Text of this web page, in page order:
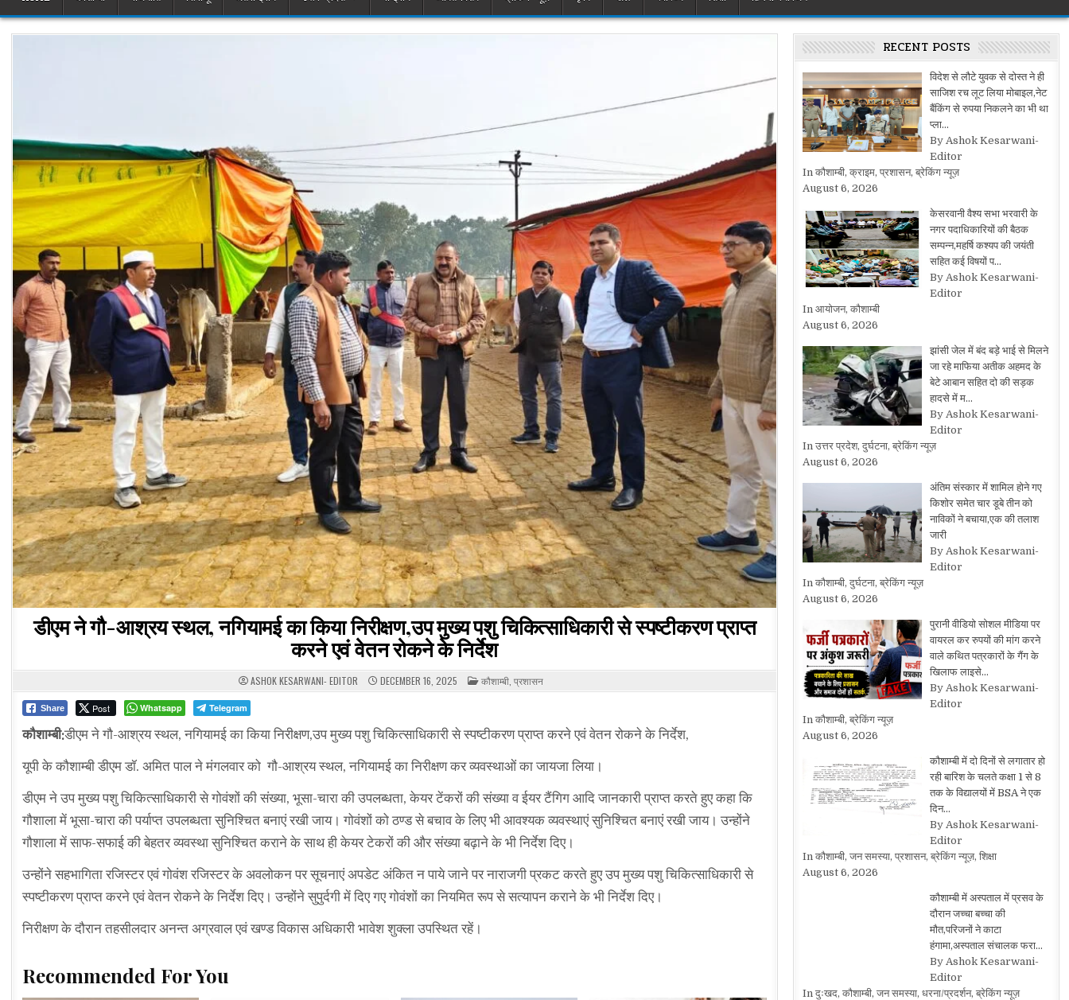
डीएम ने गौ-आश्रय स्थल, नगियामई का किया निरीक्षण,उप मुख्य पशु चिकित्साधिकारी से स्पष्टीकरण प्राप्त
करने एवं वेतन रोकने के निर्देश
ASHOK KESARWANI- EDITOR DECEMBER 16, 2025 POSTED
IN
कौशाम्बी, प्रशासन
Share Post Whatsapp Telegram
कौशाम्बी:डीएम ने गौ-आश्रय स्थल, नगियामई का किया निरीक्षण,उप मुख्य पशु चिकित्साधिकारी से स्पष्टीकरण प्राप्त करने एवं वेतन रोकने के निर्देश,
यूपी के कौशाम्बी डीएम डॉ. अमित पाल ने मंगलवार को गौ-आश्रय स्थल, नगियामई का निरीक्षण कर व्यवस्थाओं का जायजा लिया।
डीएम ने उप मुख्य पशु चिकित्साधिकारी से गोवंशों की संख्या, भूसा-चारा की उपलब्धता, केयर टेंकरों की संख्या व ईयर टैंगिग आदि जानकारी प्राप्त करते हुए कहा कि
गौशाला में भूसा-चारा की पर्याप्त उपलब्धता सुनिश्चित बनाएं रखी जाय। गोवंशों को ठण्ड से बचाव के लिए भी आवश्यक व्यवस्थाएं सुनिश्चित बनाएं रखी जाय। उन्होंने
गौशाला में साफ-सफाई की बेहतर व्यवस्था सुनिश्चित कराने के साथ ही केयर टेकरों की और संख्या बढ़ाने के भी निर्देश दिए।
उन्होंने सहभागिता रजिस्टर एवं गोवंश रजिस्टर के अवलोकन पर सूचनाएं अपडेट अंकित न पाये जाने पर नाराजगी प्रकट करते हुए उप मुख्य पशु चिकित्साधिकारी से
स्पष्टीकरण प्राप्त करने एवं वेतन रोकने के निर्देश दिए। उन्होंने सुपुर्दगी में दिए गए गोवंशों का नियमित रूप से सत्यापन कराने के भी निर्देश दिए।
निरीक्षण के दौरान तहसीलदार अनन्त अग्रवाल एवं खण्ड विकास अधिकारी भावेश शुक्ला उपस्थित रहें।
Recommended For You
RECENT POSTS
विदेश से लौटे युवक से दोस्त ने ही
साजिश रच लूट लिया मोबाइल,नेट
बैंकिंग से रुपया निकलने का भी था
प्ला…
By Ashok Kesarwani-
Editor
In कौशाम्बी, क्राइम, प्रशासन, ब्रेकिंग न्यूज़
August 6, 2026
केसरवानी वैश्य सभा भरवारी के
नगर पदाधिकारियों की बैठक
सम्पन्न,महर्षि कश्यप की जयंती
सहित कई विषयों प…
By Ashok Kesarwani-
Editor
In आयोजन, कौशाम्बी
August 6, 2026
झांसी जेल में बंद बड़े भाई से मिलने
जा रहे माफिया अतीक अहमद के
बेटे आबान सहित दो की सड़क
हादसे में म…
By Ashok Kesarwani-
Editor
In उत्तर प्रदेश, दुर्घटना, ब्रेकिंग न्यूज़
August 6, 2026
अंतिम संस्कार में शामिल होने गए
किशोर समेत चार डूबे तीन को
नाविकों ने बचाया,एक की तलाश
जारी
By Ashok Kesarwani-
Editor
In कौशाम्बी, दुर्घटना, ब्रेकिंग न्यूज़
August 6, 2026
पुरानी वीडियो सोशल मीडिया पर
वायरल कर रुपयों की मांग करने
वाले कथित पत्रकारों के गैंग के
खिलाफ लाइसे…
By Ashok Kesarwani-
Editor
In कौशाम्बी, ब्रेकिंग न्यूज़
August 6, 2026
कौशाम्बी में दो दिनों से लगातार हो
रही बारिश के चलते कक्षा 1 से 8
तक के विद्यालयों में BSA ने एक
दिन…
By Ashok Kesarwani-
Editor
In कौशाम्बी, जन समस्या, प्रशासन, ब्रेकिंग न्यूज़, शिक्षा
August 6, 2026
कौशाम्बी में अस्पताल में प्रसव के
दौरान जच्चा बच्चा की
मौत,परिजनों ने काटा
हंगामा,अस्पताल संचालक फरा…
By Ashok Kesarwani-
Editor
In दुःखद, कौशाम्बी, जन समस्या, धरना/प्रदर्शन, ब्रेकिंग न्यूज़